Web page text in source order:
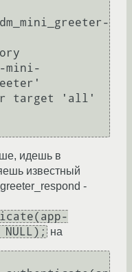
mini-
target 'all'
идешь в
известный
-
на